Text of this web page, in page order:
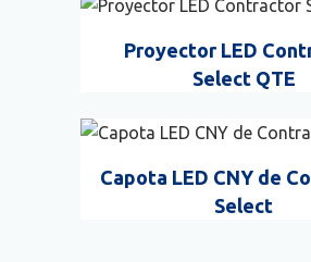
Proyector LED
Select QTE
Capota LED CNY de
Select